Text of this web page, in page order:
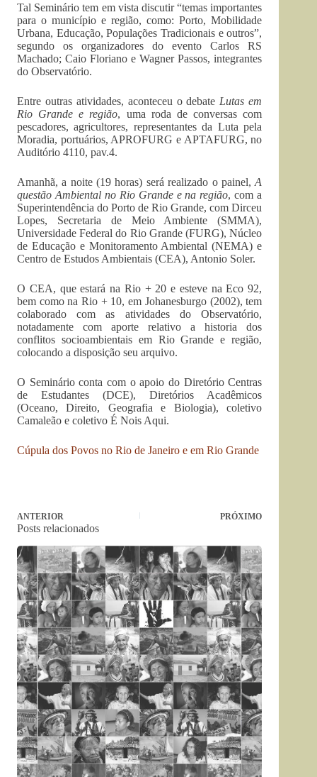
Tal Seminário tem em vista discutir “temas importantes
para o município e região, como: Porto, Mobilidade
Urbana, Educação, Populações Tradicionais e outros”,
segundo os organizadores do evento Carlos RS
Machado; Caio Floriano e Wagner Passos, integrantes
do Observatório.
Entre outras atividades, aconteceu o debate Lutas em
Rio Grande e região, uma roda de conversas com
pescadores, agricultores, representantes da Luta pela
Moradia, portuários, APROFURG e APTAFURG, no
Auditório 4110, pav.4.
Amanhã, a noite (19 horas) será realizado o painel,A
questão Ambiental no Rio Grande e na região, com a
Superintendência do Porto de Rio Grande, com Dirceu
Lopes, Secretaria de Meio Ambiente (SMMA),
Universidade Federal do Rio Grande (FURG), Núcleo
de Educação e Monitoramento Ambiental (NEMA) e
Centro de Estudos Ambientais (CEA), Antonio Soler.
O CEA, que estará na Rio + 20 e esteve na Eco 92,
bem como na Rio + 10, em Johanesburgo (2002), tem
colaborado com as atividades do Observatório,
notadamente com aporte relativo a historia dos
conflitos socioambientais em Rio Grande e região,
colocando a disposição seu arquivo.
O Seminário conta com o apoio do Diretório Centras
de Estudantes (DCE), Diretórios Acadêmicos
(Oceano, Direito, Geografia e Biologia), coletivo
Camaleão e coletivo É Nois Aqui.
Cúpula dos Povos no Rio de Janeiro e em Rio Grande
ANTERIOR PRÓXIMO
Posts relacionados